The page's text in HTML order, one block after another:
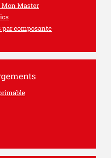
Mon Master
par composante